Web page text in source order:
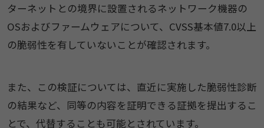
ターネットとの境界に設置されるネットワーク機器の
OSおよびファームウェアについて、CVSS基本値7.0以上
の脆弱性を有していないことが確認されます。
また、この検証については、直近に実施した脆弱性診断
の結果など、同等の内容を証明できる証拠を提出するこ
とで、代替することも可能とされています。